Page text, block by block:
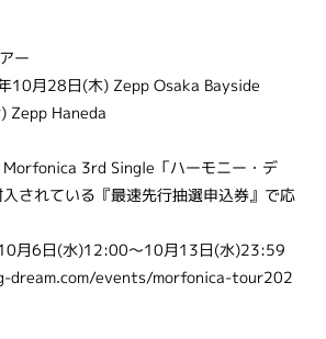
ー
10月28日(木) Zepp Osaka Bayside
Zepp Haneda
Morfonica 3rd Single「ハーモニー・デ
されている『最速先行抽選申込券』で応
月6日(水)12:00～10月13日(水)23:59
dream.com/events/morfonica-tour202